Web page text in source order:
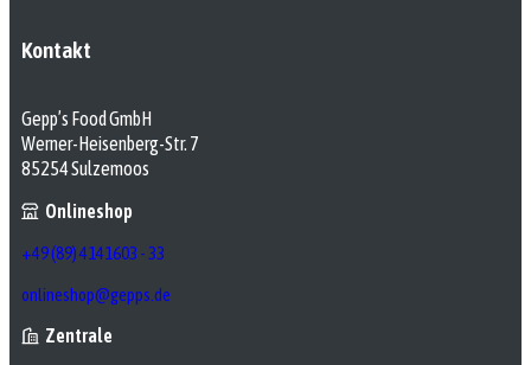
Kontakt
Gepp’s Food GmbH
Werner-Heisenberg-Str. 7
85254 Sulzemoos
Onlineshop
+49 (89) 4141603 - 33
onlineshop@gepps.de
Zentrale